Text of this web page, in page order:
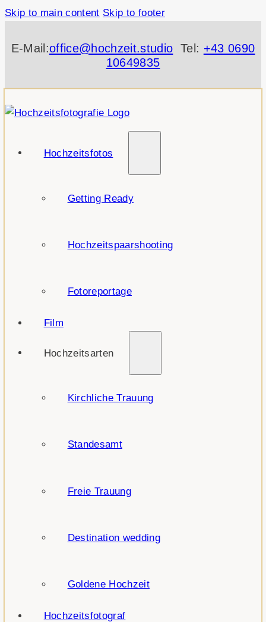
Skip to main content Skip to footer
E-Mail:office@hochzeit.studio Tel: +43 0690
10649835
Hochzeitsfotos
Getting Ready
Hochzeitspaarshooting
Fotoreportage
Film
Hochzeitsarten
Kirchliche Trauung
Standesamt
Freie Trauung
Destination wedding
Goldene Hochzeit
Hochzeitsfotograf